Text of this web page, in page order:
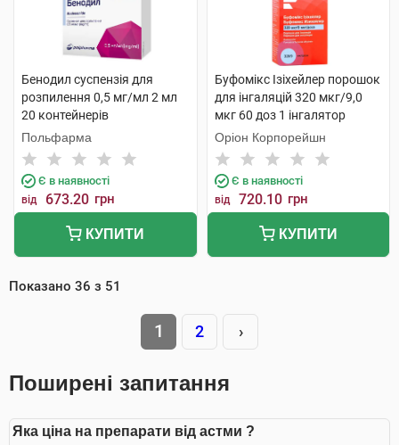
Бенодил суспензія для
розпилення 0,5 мг/мл 2 мл
20 контейнерів
Польфарма
Є в наявності
від 673.20 грн
КУПИТИ
Буфомікс Ізіхейлер порошок
для інгаляцій 320 мкг/9,0
мкг 60 доз 1 інгалятор
Оріон Корпорейшн
Є в наявності
від 720.10 грн
КУПИТИ
Показано 36 з 51
1 2 ›
Поширені запитання
Яка ціна на препарати від астми ?